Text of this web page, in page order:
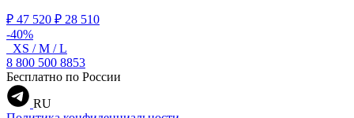
₽ 47 520 ₽ 28 510
-40%
XS / M / L
8 800 500 8853
Бесплатно по России
RU